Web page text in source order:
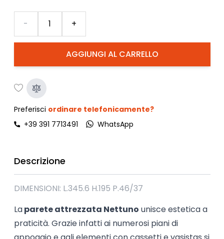
AGGIUNGI AL CARRELLO
- +
Preferisci ordinare telefonicamente?
+39 391 7713491
WhatsApp
Descrizione
DIMENSIONI: L.345.6 H.195 P.46/37
Laparete attrezzata Nettuno unisce estetica a
praticità. Grazie infatti ai numerosi piani di